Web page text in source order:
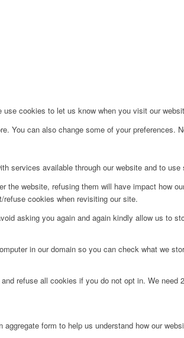
cookies to let us know when you visit our
You can also change some of your
services available through our website and to
the website, refusing them will have impact how
cookies when revisiting our site.
asking you again and again kindly allow us to
in our domain so you can check what we
refuse all cookies if you do not opt in. We
form to help us understand how our